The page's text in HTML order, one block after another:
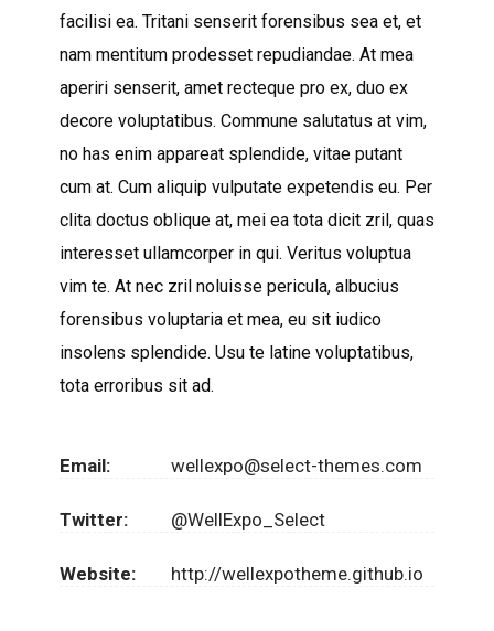
facilisi ea. Tritani senserit forensibus sea et, et
nam mentitum prodesset repudiandae. At mea
aperiri senserit, amet recteque pro ex, duo ex
decore voluptatibus. Commune salutatus at vim,
no has enim appareat splendide, vitae putant
cum at. Cum aliquip vulputate expetendis eu. Per
clita doctus oblique at, mei ea tota dicit zril, quas
interesset ullamcorper in qui. Veritus voluptua
vim te. At nec zril noluisse pericula, albucius
forensibus voluptaria et mea, eu sit iudico
insolens splendide. Usu te latine voluptatibus,
tota erroribus sit ad.
Email: wellexpo@select-themes.com
Twitter: @WellExpo_Select
Website: http://wellexpotheme.github.io